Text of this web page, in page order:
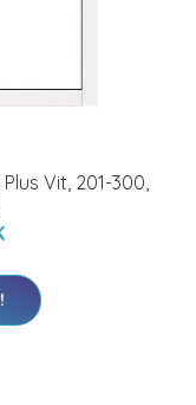
Vit, 201-300,